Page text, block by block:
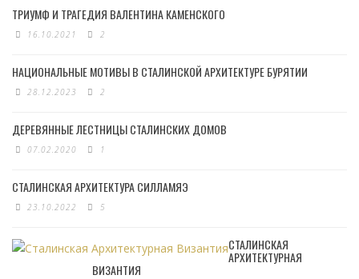
ТРИУМФ И ТРАГЕДИЯ ВАЛЕНТИНА КАМЕНСКОГО
16.10.2021 2
НАЦИОНАЛЬНЫЕ МОТИВЫ В СТАЛИНСКОЙ АРХИТЕКТУРЕ БУРЯТИИ
28.12.2023 2
ДЕРЕВЯННЫЕ ЛЕСТНИЦЫ СТАЛИНСКИХ ДОМОВ
07.02.2020 1
СТАЛИНСКАЯ АРХИТЕКТУРА СИЛЛАМЯЭ
23.10.2022 5
СТАЛИНСКАЯ
АРХИТЕКТУРНАЯ
ВИЗАНТИЯ